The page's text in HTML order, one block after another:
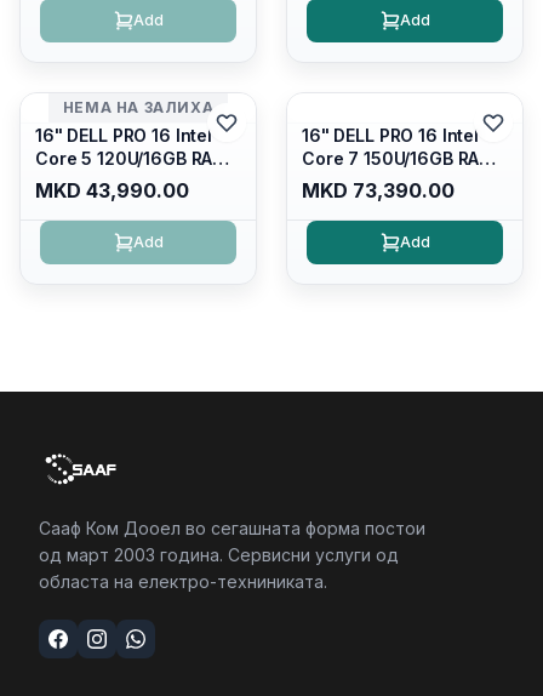
M.2 Nvme
2230/FULLHD+ (16:10)
4/RJ45/PB14250
Add
2230/FULLHD+ (16:10)
Ips/bt/backlitAdd
НЕМА НА ЗАЛИХА
16" DELL PRO 16 Intel
Core 5 120U/16GB RAM
DDR5 5600mhz/ 512 GB
SSD M.2 Nvme/fullhd+
(16:10) Ips/bt/backlit
Kb/thunderbolt
MKD 43,990.00
Add
16" DELL PRO 16 Intel
Core 7 150U/16GB RAM
DDR5 5600mhz/ 512 GB
SSD M.2 Nvme
(2230)/FULLHD+ (16:10)
Ips/bt/backlit
MKD 73,390.00
Add
Сааф Ком Дооел во сегашната форма постои
од март 2003 година. Сервисни услуги од
областа на електро-техниниката.